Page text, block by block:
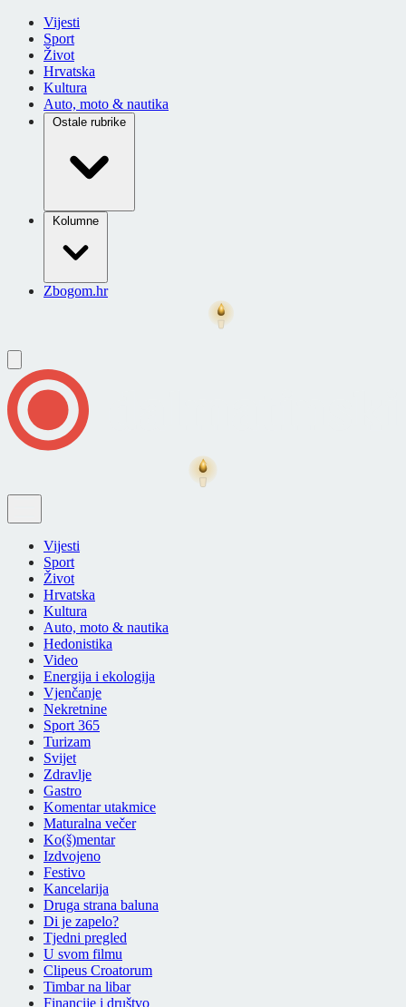
Vijesti
Sport
Život
Hrvatska
Kultura
Auto, moto & nautika
Ostale rubrike
Kolumne
Zbogom.hr
Vijesti
Sport
Život
Hrvatska
Kultura
Auto, moto & nautika
Hedonistika
Video
Energija i ekologija
Vjenčanje
Nekretnine
Sport 365
Turizam
Svijet
Zdravlje
Gastro
Komentar utakmice
Maturalna večer
Ko(š)mentar
Izdvojeno
Festivo
Kancelarija
Druga strana baluna
Di je zapelo?
Tjedni pregled
U svom filmu
Clipeus Croatorum
Timbar na libar
Financije i društvo